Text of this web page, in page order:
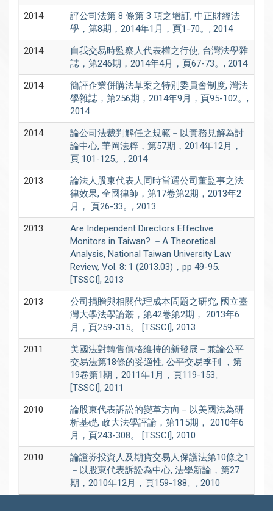
2014
評公司法第 8 條第 3 項之增訂, 中正財經法
學，第8期，2014年1月，頁1-70。, 2014
2014
自我交易時監察人代表權之行使, 台灣法學雜
誌，第246期，2014年4月，頁67-73。, 2014
2014
簡評企業併購法草案之特別委員會制度, 灣法
學雜誌，第256期，2014年9月，頁95-102。,
2014
2014
論公司法裁判解任之規範－以實務見解為討
論中心, 華岡法粹，第57期，2014年12月，
頁 101-125。, 2014
2013
論法人股東代表人同時當選公司董監事之法
律效果, 全國律師，第17卷第2期，2013年2
月， 頁26-33。, 2013
2013
Are Independent Directors Effective
Monitors in Taiwan? －A Theoretical
Analysis, National Taiwan University Law
Review, Vol. 8: 1 (2013.03)，pp 49-95.
[TSSCI], 2013
2013
公司捐贈與相關代理成本問題之研究, 國立臺
灣大學法學論叢，第42卷第2期， 2013年6
月，頁259-315。 [TSSCI], 2013
2011
美國法對轉售價格維持的新發展－兼論公平
交易法第18條的妥適性, 公平交易季刊 ，第
19卷第1期，2011年1月，頁119-153。
[TSSCI], 2011
2010
論股東代表訴訟的變革方向－以美國法為研
析基礎, 政大法學評論，第115期， 2010年6
月，頁243-308。 [TSSCI], 2010
2010
論證券投資人及期貨交易人保護法第10條之1
－以股東代表訴訟為中心, 法學新論，第27
期，2010年12月，頁159-188。, 2010